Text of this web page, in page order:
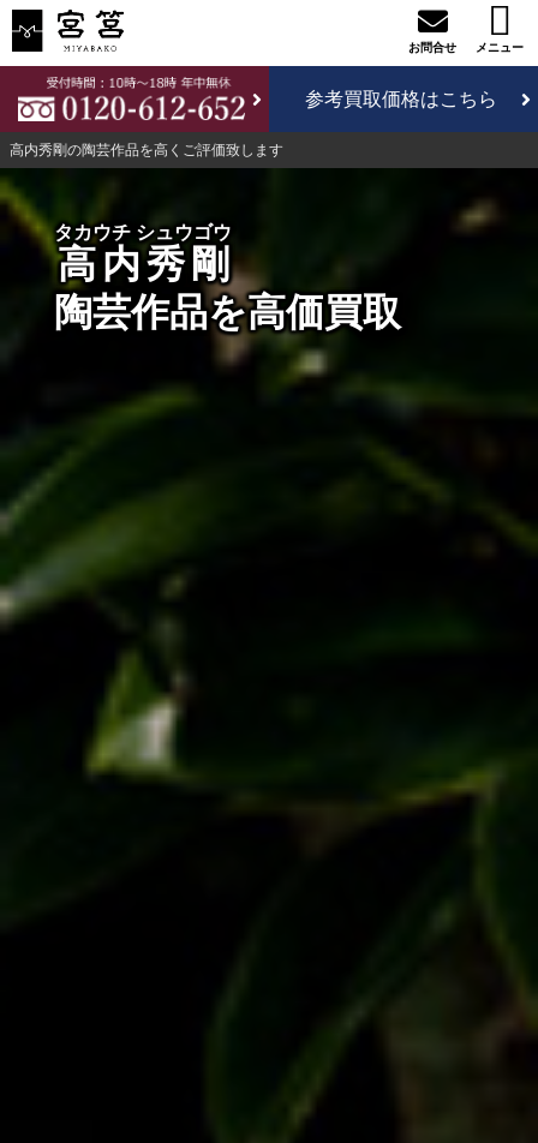
高内秀剛の陶芸作品を高くご評価致します
参考買取価格はこちら
高内秀剛
タカウチ シュウゴウ
陶芸作品を高価買取